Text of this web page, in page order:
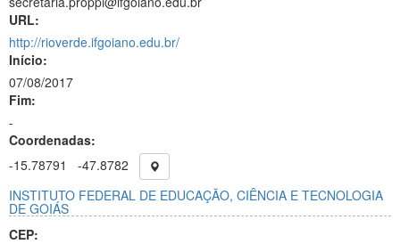
URL:
http://rioverde.ifgoiano.edu.br/
Início:
07/08/2017
Fim:
-
Coordenadas:
-15.78791
-47.8782
INSTITUTO FEDERAL DE EDUCAÇÃO, CIÊNCIA E TECNOLOGIA
DE GOIÁS
CEP: